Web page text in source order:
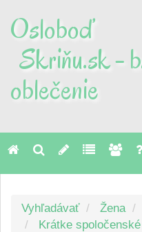
Osloboď
Skriňu.sk -
oblečenie
Vyhľadávať Žena
Krátke